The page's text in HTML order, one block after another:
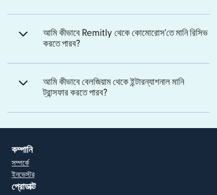
আমি কীভাবে Remitly থেকে কোমোরোস'তে মানি রিসিভ
করতে পারব?
আমি কীভাবে বেলজিয়াম থেকে ইন্টারন্যাশনাল মানি
ট্রান্সফার করতে পারব?
কম্পানি
সম্পর্কে
ইনভেস্টর
প্রোডাক্ট